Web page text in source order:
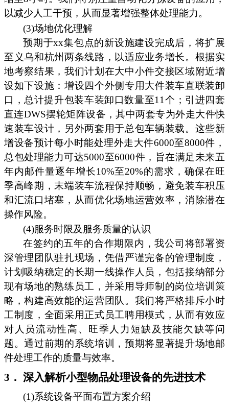
以减少人工干预，从而显著增强整体处理能力。
(3)场地优化理解
预期于xx集包点的新设施建设完成后，将扩展
至义乌和杭州两条线路，以适应业务增长。根据实
地考察结果，我们计划在大中小件交接区域附近增
设如下设施：增设四个外侧专用大件装车直联装卸
口，总计提升包装车装卸口数量至11个；引进四套
直连DWS摆轮矩阵设备，其中两套专为外走大件快
速装车设计，另外两套用于总包车辆装载。这些新
增设备预计每小时能处理外走大件6000至8000件，
总包处理能力可达5000至6000件，旨在满足未来五
年内邮件量逐年增长10%至20%的需求，确保在旺
季高峰期，末端装车流程保持顺畅，避免装车积压
和汇流口堵塞，从而优化场地运营效率，消除潜在
操作风险。
(4)服务时限及服务质量的认识
在签约的五年的合作期限内，我公司将部署资
深管理团队驻扎现场，凭借严谨完备的管理制度，
计划吸纳稳定的长期一线操作人员，包括接纳部分
现有场地的熟练员工，并采用导师制的岗位培训策
略，构建高效能的运营团队。我们将严格排斥小时
工制度，全面采用正式员工聘用模式，从而有效应
对人员流动性高、旺季人力短缺及技能欠缺等问
题。通过前期的系统培训，预期将显著提升场地邮
件处理工作的质量与效率。
3． 深入解析小型物品处理设备的先进技术
(1)系统设备平面布置方案介绍